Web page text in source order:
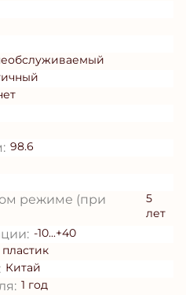
98.6
режиме (при
5
лет
-10...+40
пластик
Китай
1 год